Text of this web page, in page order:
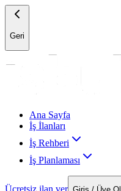
Geri
Ana Sayfa
İş İlanları
İş Rehberi
İş Planlaması
Ücretsiz ilan ver